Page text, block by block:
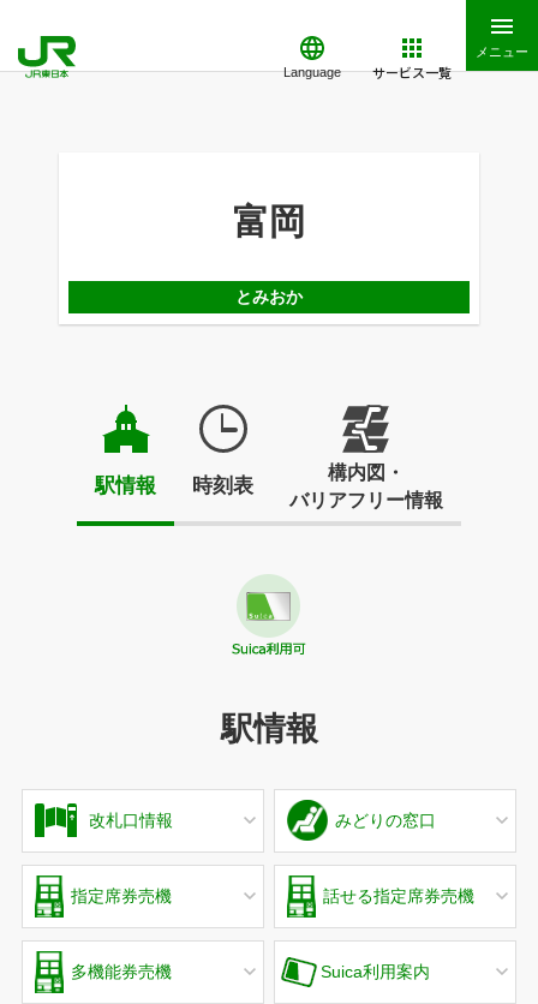
Language サービス一覧
メニュー
富岡
とみおか
駅情報 時刻表
構内図・
バリアフリー情報
駅情報
改札口情報 みどりの窓口
指定席券売機 話せる指定席券売機
多機能券売機 Suica利用案内